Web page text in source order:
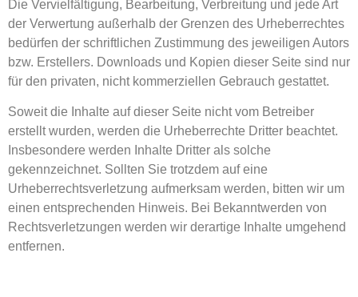
Die Vervielfältigung, Bearbeitung, Verbreitung und jede Art
der Verwertung außerhalb der Grenzen des Urheberrechtes
bedürfen der schriftlichen Zustimmung des jeweiligen Autors
bzw. Erstellers. Downloads und Kopien dieser Seite sind nur
für den privaten, nicht kommerziellen Gebrauch gestattet.
Soweit die Inhalte auf dieser Seite nicht vom Betreiber
erstellt wurden, werden die Urheberrechte Dritter beachtet.
Insbesondere werden Inhalte Dritter als solche
gekennzeichnet. Sollten Sie trotzdem auf eine
Urheberrechtsverletzung aufmerksam werden, bitten wir um
einen entsprechenden Hinweis. Bei Bekanntwerden von
Rechtsverletzungen werden wir derartige Inhalte umgehend
entfernen.